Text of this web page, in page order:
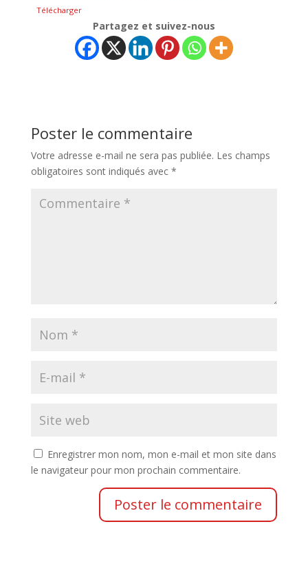
Télécharger
Partagez et suivez-nous
Poster le commentaire
Votre adresse e-mail ne sera pas publiée. Les champs
obligatoires sont indiqués avec *
Enregistrer mon nom, mon e-mail et mon site dans
le navigateur pour mon prochain commentaire.